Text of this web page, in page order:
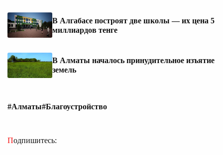
В Алгабасе построят две школы — их цена 5
миллиардов тенге
В Алматы началось принудительное изъятие
земель
#Алматы#Благоустройство
Подпишитесь: